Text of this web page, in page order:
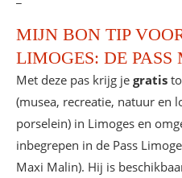
MIJN BON TIP
LIMOGES: DE
Met deze pas krijg je gratis
(musea, recreatie, natuur en
porselein) in Limoges en
inbegrepen in de Pass
Maxi Malin). Hij is